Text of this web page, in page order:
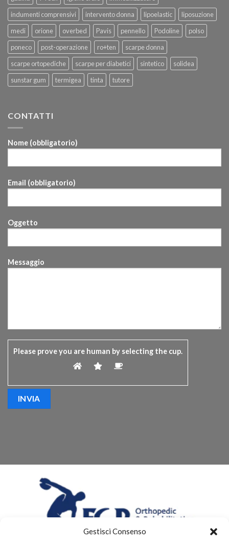
Gestisci Consenso
indumenti comprensivi
intervento donna lipoelastic
liposuzione
medi
orione overbed Pavis pennello Podoline
polso
poneco
post-operazione ro+ten
scarpe donna
scarpe ortopediche
scarpe per diabetici sintetico
solidea
sunstar gum
termigea tinta tutore
CONTATTI
Nome (obbligatorio)
Email (obbligatorio)
Oggetto
Messaggio
Please prove you are human by selecting the cup.